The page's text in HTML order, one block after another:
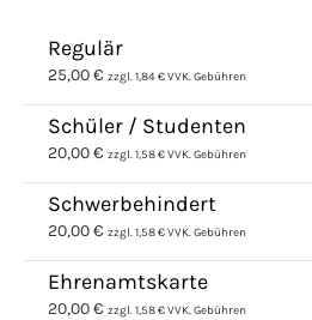
Regulär
25,00 € zzgl. 1,84 € VVK. Gebühren
Schüler / Studenten
20,00 € zzgl. 1,58 € VVK. Gebühren
Schwerbehindert
20,00 € zzgl. 1,58 € VVK. Gebühren
Ehrenamtskarte
20,00 € zzgl. 1,58 € VVK. Gebühren